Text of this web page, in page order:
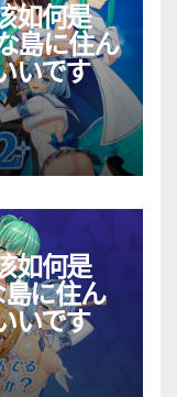
如何是
島に住ん
いです
如何是
に住ん
いです